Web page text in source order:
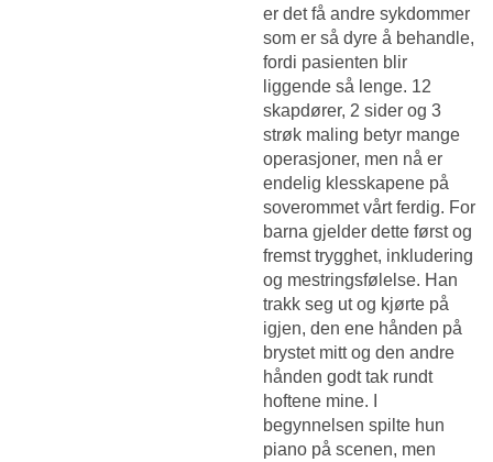
er det få andre sykdommer
som er så dyre å behandle,
fordi pasienten blir
liggende så lenge. 12
skapdører, 2 sider og 3
strøk maling betyr mange
operasjoner, men nå er
endelig klesskapene på
soverommet vårt ferdig. For
barna gjelder dette først og
fremst trygghet, inkludering
og mestringsfølelse. Han
trakk seg ut og kjørte på
igjen, den ene hånden på
brystet mitt og den andre
hånden godt tak rundt
hoftene mine. I
begynnelsen spilte hun
piano på scenen, men